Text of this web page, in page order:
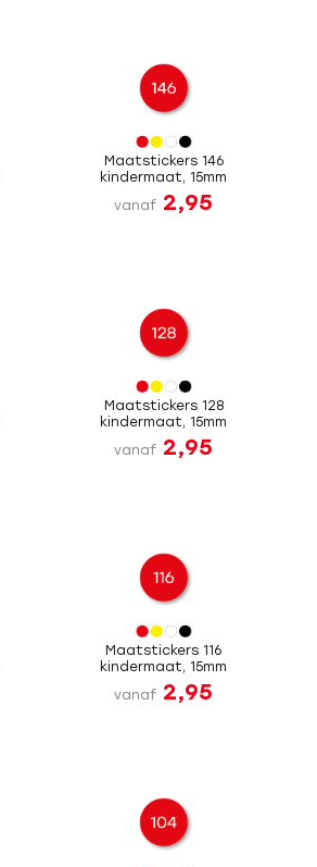
Maatstickers 146
kindermaat, 15mm
vanaf 2,95
Maatstickers 128
kindermaat, 15mm
vanaf 2,95
Maatstickers 116
kindermaat, 15mm
vanaf 2,95